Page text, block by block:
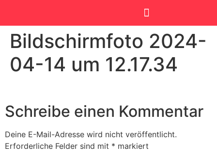
Bildschirmfoto 2024-
04-14 um 12.17.34
Schreibe einen Kommentar
Deine E-Mail-Adresse wird nicht veröffentlicht.
Erforderliche Felder sind mit * markiert